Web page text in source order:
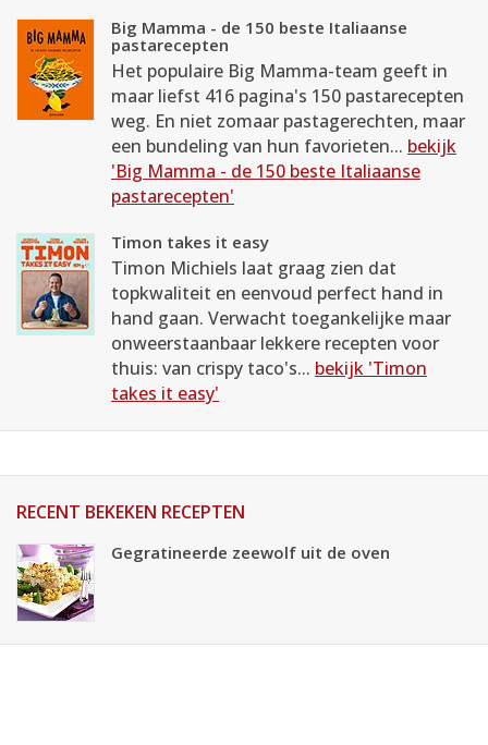
Big Mamma - de 150 beste Italiaanse
pastarecepten
Het populaire Big Mamma-team geeft in
maar liefst 416 pagina's 150 pastarecepten
weg. En niet zomaar pastagerechten, maar
een bundeling van hun favorieten... bekijk
'Big Mamma - de 150 beste Italiaanse
pastarecepten'
Timon takes it easy
Timon Michiels laat graag zien dat
topkwaliteit en eenvoud perfect hand in
hand gaan. Verwacht toegankelijke maar
onweerstaanbaar lekkere recepten voor
thuis: van crispy taco's... bekijk 'Timon
takes it easy'
RECENT BEKEKEN RECEPTEN
Gegratineerde zeewolf uit de oven